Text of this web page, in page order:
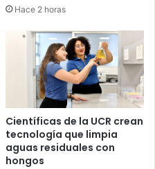
Hace 2 horas
Científicas de la UCR crean
tecnología que limpia
aguas residuales con
hongos